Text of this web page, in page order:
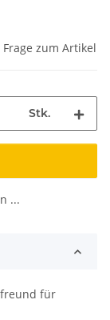
Frage zum Artikel
Stk.
...
für